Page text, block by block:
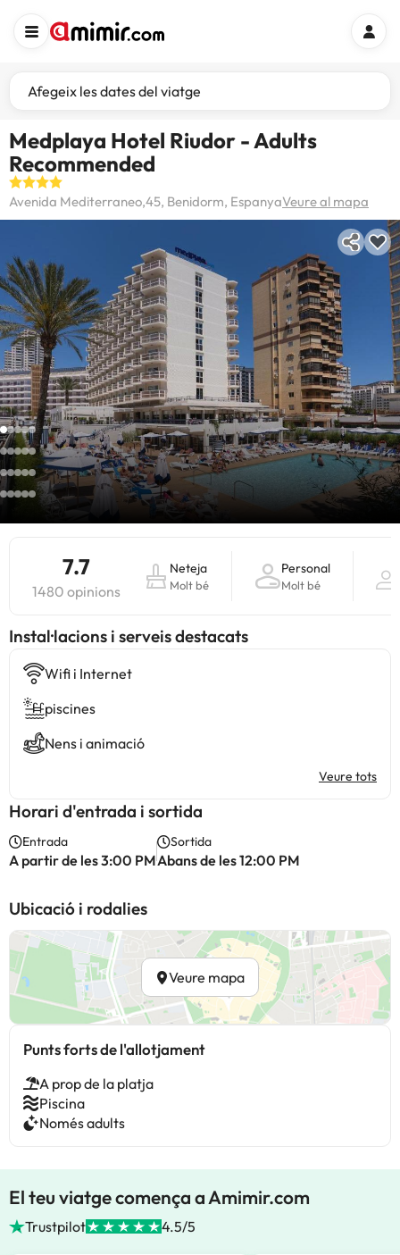
Afegeix les dates del viatge
Medplaya Hotel Riudor - Adults
Recommended
Avenida Mediterraneo,45, Benidorm, EspanyaVeure al mapa
7.7
1480 opinions
Neteja
Molt bé
Personal
Molt bé
Instal·lacions i serveis destacats
Wifi i Internet
piscines
Nens i animació
Veure tots
Horari d'entrada i sortida
Entrada
A partir de les 3:00 PM
Sortida
Abans de les 12:00 PM
Ubicació i rodalies
Veure mapa
Punts forts de l'allotjament
A prop de la platja
Piscina
Només adults
El teu viatge comença a Amimir.com
Trustpilot 4.5/5